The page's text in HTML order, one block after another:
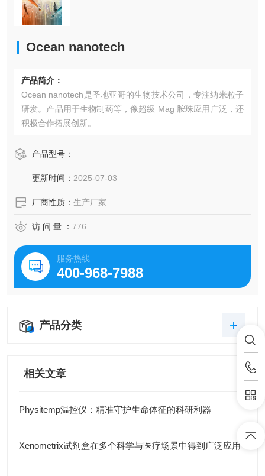
Ocean nanotech
产品简介：
Ocean nanotech是圣地亚哥的生物技术公司，专注纳米粒子
研发。产品用于生物制药等，像超级 Mag 胺珠应用广泛，还
积极合作拓展创新。
产品型号：
更新时间： 2025-07-03
厂商性质： 生产厂家
访 问 量 ： 776
服务热线
400-968-7988
产品分类
相关文章
Physitemp温控仪：精准守护生命体征的科研利器
Xenometrix试剂盒在多个科学与医疗场景中得到广泛应用